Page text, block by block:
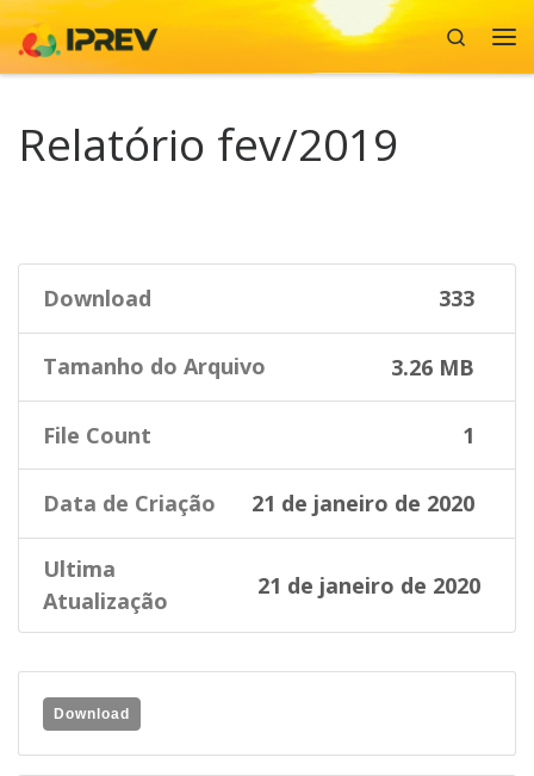
Skip to content
Search
Relatório fev/2019
Download 333
Tamanho do Arquivo 3.26 MB
File Count 1
Data de Criação 21 de janeiro de 2020
Ultima
Atualização
21 de janeiro de 2020
Download